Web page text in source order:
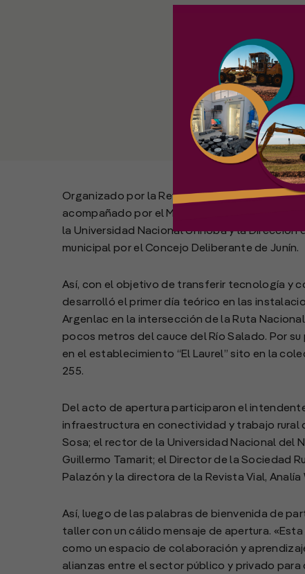
Organizado por la Revista Vial se realizó en
acompañado por el Ministerio de Desarrollo
la Universidad Nacional Unnoba y la Dirección
municipal por el Concejo Deliberante de Junín.
Así, con el objetivo de transferir tecnología y
desarrolló el primer día teórico en las
Argenlac en la intersección de la Ruta
pocos metros del cauce del Río Salado. Por
en el establecimiento “El Laurel” sito en la
255.
Del acto de apertura participaron el
infraestructura en conectividad y trabajo rural
Sosa; el rector de la Universidad Nacional del
Guillermo Tamarit; el Director de la Sociedad
Palazón y la directora de la Revista Vial, Analía
Así, luego de las palabras de bienvenida de
taller con un cálido mensaje de apertura.
como un espacio de colaboración y
alianzas entre el sector público y privado